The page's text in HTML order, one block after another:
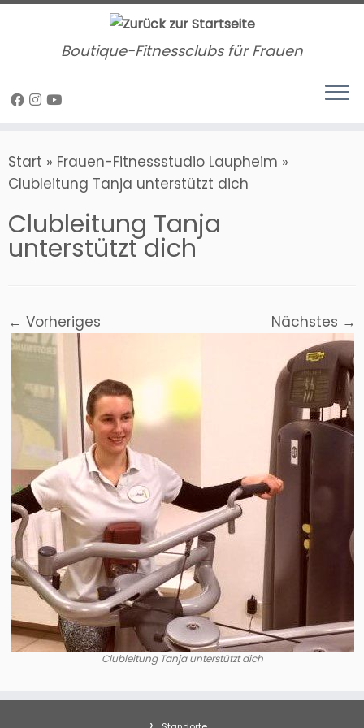
Zum
Boutique-Fitnessclubs für Frauen
Start » Frauen-Fitnessstudio Laupheim »
Clubleitung Tanja unterstützt dich
Clubleitung Tanja
unterstützt dich
← Vorheriges Nächstes →
Clubleitung Tanja unterstützt dich